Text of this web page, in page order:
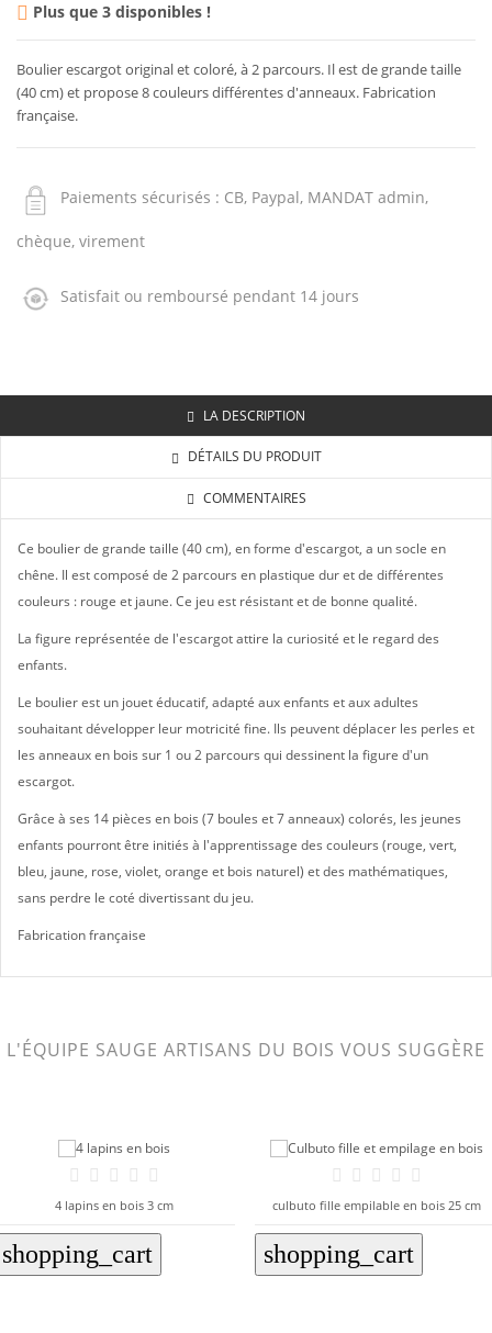
 Plus que 3 disponibles !
Boulier escargot original et coloré, à 2 parcours. Il est de grande taille
(40 cm) et propose 8 couleurs différentes d'anneaux. Fabrication
française.
Paiements sécurisés : CB, Paypal, MANDAT admin,
chèque, virement
Satisfait ou remboursé pendant 14 jours
LA DESCRIPTION
DÉTAILS DU PRODUIT
COMMENTAIRES
Ce boulier de grande taille (40 cm), en forme d'escargot, a un socle en
chêne. Il est composé de 2 parcours en plastique dur et de différentes
couleurs : rouge et jaune. Ce jeu est résistant et de bonne qualité.
La figure représentée de l'escargot attire la curiosité et le regard des
enfants.
Le boulier est un jouet éducatif, adapté aux enfants et aux adultes
souhaitant développer leur motricité fine. Ils peuvent déplacer les perles et
les anneaux en bois sur 1 ou 2 parcours qui dessinent la figure d'un
escargot.
Grâce à ses 14 pièces en bois (7 boules et 7 anneaux) colorés, les jeunes
enfants pourront être initiés à l'apprentissage des couleurs (rouge, vert,
bleu, jaune, rose, violet, orange et bois naturel) et des mathématiques,
sans perdre le coté divertissant du jeu.
Fabrication française
L'ÉQUIPE SAUGE ARTISANS DU BOIS VOUS SUGGÈRE
4 lapins en bois 3 cm
shopping_cart
culbuto fille empilable en bois 25 cm
shopping_cart